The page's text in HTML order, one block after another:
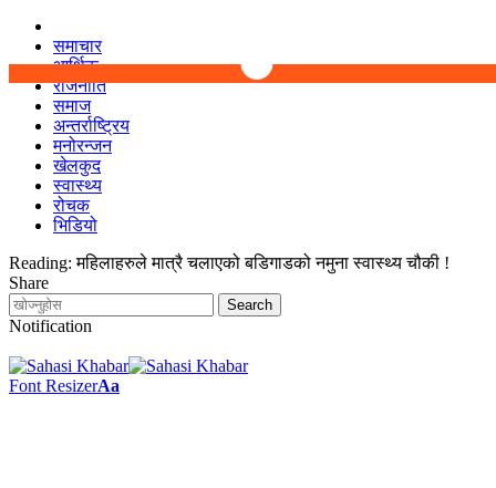
समाचार
आर्थिक
राजनीति
समाज
अन्तर्राष्ट्रिय
मनोरन्जन
खेलकुद
स्वास्थ्य
रोचक
भिडियो
Reading: महिलाहरुले मात्रै चलाएको बडिगाडको नमुना स्वास्थ्य चौकी !
Share
Notification
Font ResizerAa